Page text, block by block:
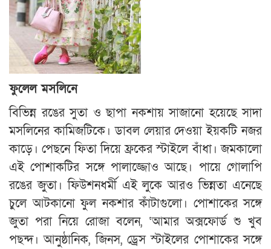
ফুলেল মসলিনে
বিভিন্ন রঙের সুতা ও ছাপা নকশায় সাজানো হয়েছে সাদা
মসলিনের কামিজটিকে। ডাবল লেয়ার দেওয়া ইয়কটি নজর
কাড়ে। পেছনে ফিতা দিয়ে ফ্রকের স্টাইলে বাঁধা। জমকালো
এই পোশাকটির সঙ্গে পালাজ্জোও আছে। পায়ে গোলাপি
রঙের জুতা। ফিউশনধর্মী এই লুকে আরও ভিন্নতা এনেছে
চুলে আটকানো ফুল নকশার কাঁটাগুলো। পোশাকের সঙ্গে
জুতা পরা নিয়ে রোজা বলেন, ‘আমার অক্সফোর্ড শু খুব
পছন্দ। আনুষ্ঠানিক, জিনস, ড্রেস স্টাইলের পোশাকের সঙ্গে